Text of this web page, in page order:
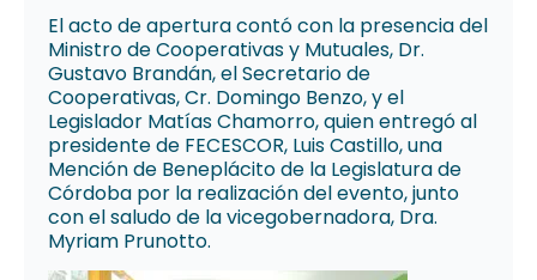
El acto de apertura contó con la presencia del
Ministro de Cooperativas y Mutuales, Dr.
Gustavo Brandán, el Secretario de
Cooperativas, Cr. Domingo Benzo, y el
Legislador Matías Chamorro, quien entregó al
presidente de FECESCOR, Luis Castillo, una
Mención de Beneplácito de la Legislatura de
Córdoba por la realización del evento, junto
con el saludo de la vicegobernadora, Dra.
Myriam Prunotto.